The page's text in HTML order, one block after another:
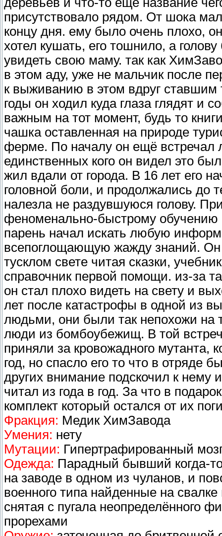
присутствовало рядом. От шока
концу дня. ему было очень плохо,
хотел кушать, его тошнило, а
увидеть свою маму. так как
в этом аду, уже не мальчик после
к выживанию в этом вдруг
годы он ходил куда глаза глядят и
важным на тот момент, будь то
чашка оставленная на природе
ферме. По началу он ещё встречал
единственных кого он видел это
жил вдали от города. В 16 лет его
головной боли, и продолжались до
налезла не раздувшуюся голову.
феноменально-быстрому
парень начал искать любую
всепоглощающую жажду знаний. Он
тусклом свете читая сказки,
справочник первой помощи. из-за
он стал плохо видеть на свету и
лет после катастрофы в одной из
людьми, они были так непохожи на
люди из бомбоубежищ. В той
приняли за кровожадного мутанта,
год, но спасло его то что в отряде
других внимание подскочил к нему
читал из года в год. За что в
комплект который остался от их
Фракция: Медик ХимЗавода
Умения: нету
Мутации: Гипертрафированный
Одежда: Парадный бывший когда-
на заводе в одном из чуланов, и
военного типа найденные на
снятая с пугала неопределённого
прорехами